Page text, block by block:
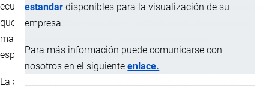
estandar disponibles para la visualización de su
empresa.
Para más información puede comunicarse con
nosotros en el siguienteenlace.
ecuatoriano. Diversos gremios del sector médico han advertido
que la medida podría afectar el
materiales esenciales para tratamientos médicos,
especialmente los relacionados con la diálisis.
La alerta fue planteada por la Asociación Ecuatoriana de